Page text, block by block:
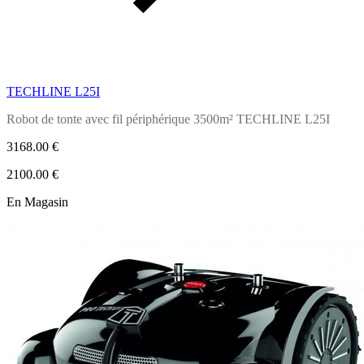
TECHLINE L25I
Robot de tonte avec fil périphérique 3500m² TECHLINE L25I
3168.00 €
2100.00 €
En Magasin